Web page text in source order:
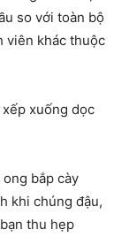
so với toàn bộ
viên khác thuộc
xuống dọc
bắp cày
khi chúng đậu,
thu hẹp